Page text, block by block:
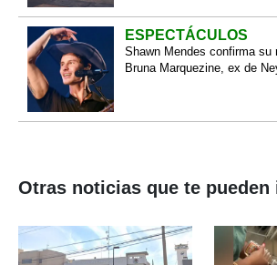
ESPECTÁCULOS
Shawn Mendes confirma su
Bruna Marquezine, ex de
Otras noticias que te pueden